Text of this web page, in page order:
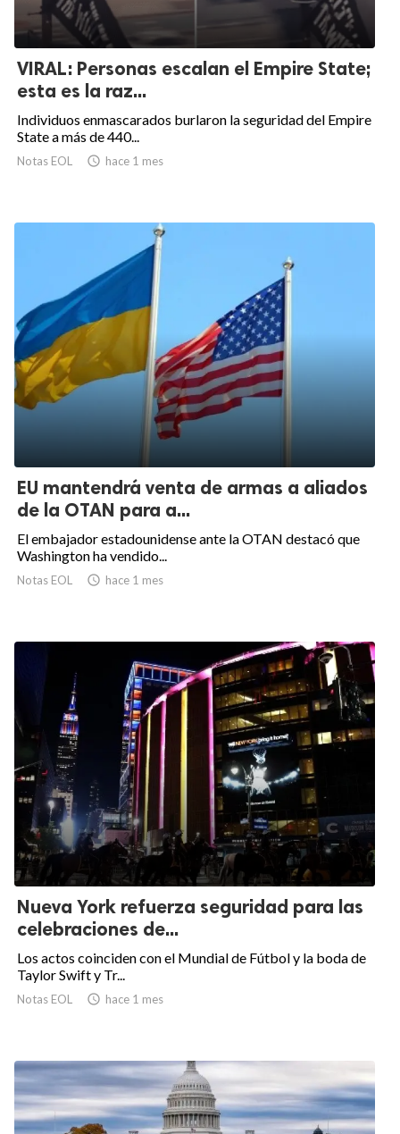
VIRAL: Personas escalan el Empire State;
esta es la raz...
Individuos enmascarados burlaron la seguridad del Empire
State a más de 440...
Notas EOL  hace 1 mes
EU mantendrá venta de armas a aliados
de la OTAN para a...
El embajador estadounidense ante la OTAN destacó que
Washington ha vendido...
Notas EOL  hace 1 mes
Nueva York refuerza seguridad para las
celebraciones de...
Los actos coinciden con el Mundial de Fútbol y la boda de
Taylor Swift y Tr...
Notas EOL  hace 1 mes